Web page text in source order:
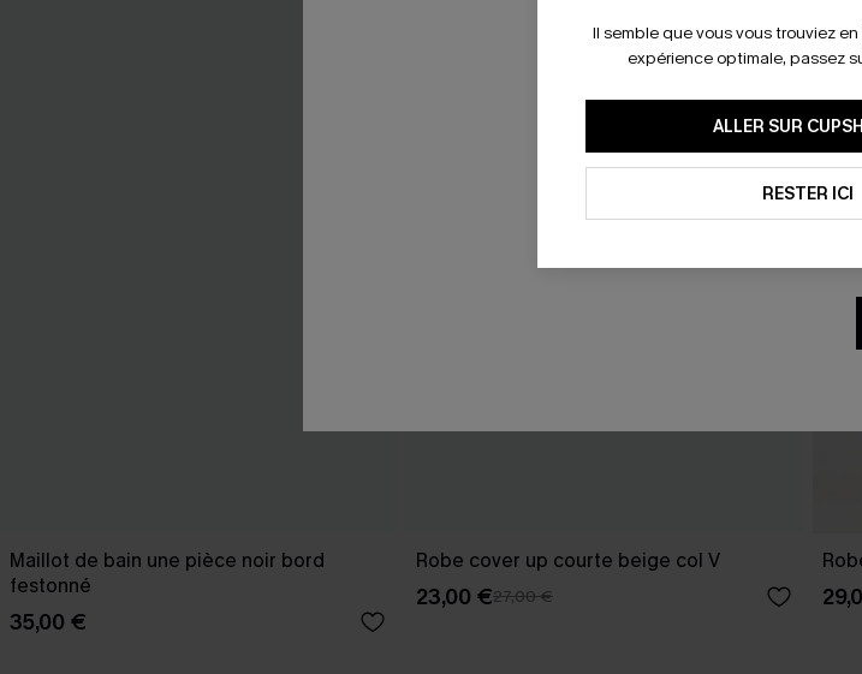
Maillot de bain une pièce noir bord
festonné
35,00 €
Robe cover up courte beige col V
23,00 €27,00 €
Il semble que vous vous trouviez en
expérience optimale, passez
ALLER SUR
RESTER ICI